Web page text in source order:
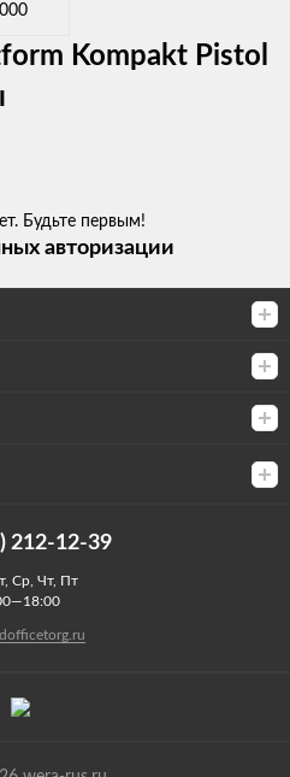
Kompakt Pistol
Будьте первым!
авторизации
212-12-39
Ср, Чт, Пт